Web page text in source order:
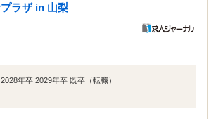
ラザ in 山梨
年卒 2029年卒 既卒（転職）